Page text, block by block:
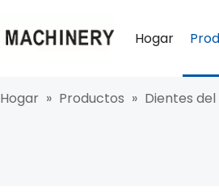
Hogar
Hogar » Productos » Dientes